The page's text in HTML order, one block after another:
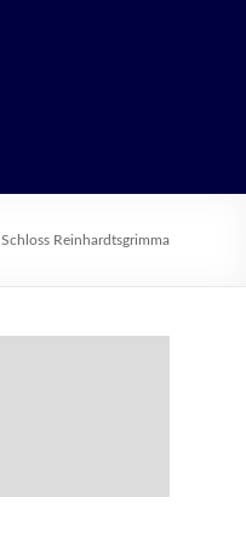
Schloss Reinhardtsgrimma